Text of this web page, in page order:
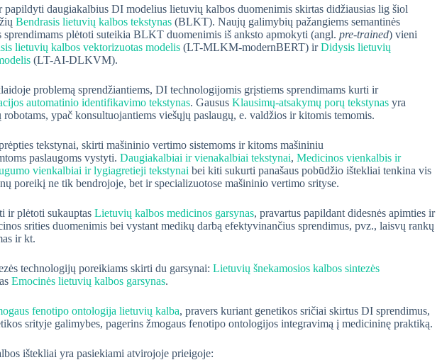
daugiakalbius DI modelius lietuvių kalbos duomenimis skirtas didžiausias lig šiol
Bendrasis lietuvių kalbos tekstynas (BLKT). Naujų galimybių pažangiems semantinės
plėtoti suteikia BLKT duomenimis iš anksto apmokyti (angl. pre-trained) vieni
lietuvių kalbos vektorizuotas modelis (LT-MLKM-modernBERT) irDidysis lietuvių
(LT-AI-DLKVM).
problemą sprendžiantiems, DI technologijomis grįstiems sprendimams kurti ir
automatinio identifikavimo tekstynas. Gausus Klausimų-atsakymų porų tekstynas yra
ypač konsultuojantiems viešųjų paslaugų, e. valdžios ir kitomis temomis.
tekstynai, skirti mašininio vertimo sistemoms ir kitoms mašininiu
paslaugoms vystyti. Daugiakalbiai ir vienakalbiai tekstynai, Medicinos vienkalbis ir
vienkalbiai ir lygiagretieji tekstynai bei kiti sukurti panašaus pobūdžio ištekliai tenkina vis
poreikį ne tik bendrojoje, bet ir specializuotose mašininio vertimo srityse.
ir plėtoti sukauptas Lietuvių kalbos medicinos garsynas, pravartus papildant didesnės apimties ir
srities duomenimis bei vystant medikų darbą efektyvinančius sprendimus, pvz., laisvų rankų
ir kt.
technologijų poreikiams skirti du garsynai: Lietuvių šnekamosios kalbos sintezės
Emocinės lietuvių kalbos garsynas.
fenotipo ontologija lietuvių kalba, pravers kuriant genetikos sričiai skirtus DI sprendimus,
srityje galimybes, pagerins žmogaus fenotipo ontologijos integravimą į medicininę praktiką.
ištekliai yra pasiekiami atvirojoje prieigoje: